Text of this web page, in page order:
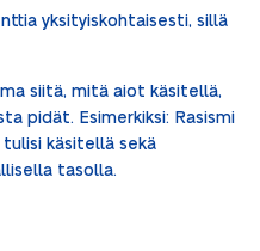
yksityiskohtaisesti, sillä
siitä, mitä aiot käsitellä,
pidät. Esimerkiksi: Rasismi
tulisi käsitellä sekä
tasolla.